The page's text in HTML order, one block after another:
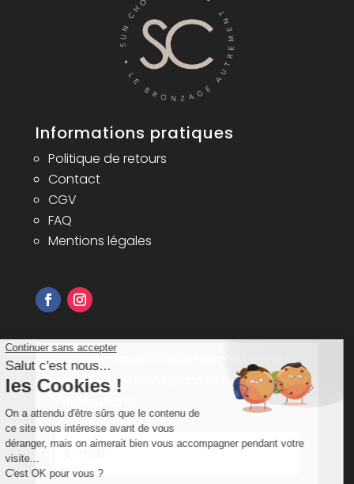
Informations pratiques
Politique de retours
Contact
CGV
FAQ
Mentions légales
Inscrivez-vous à notre newsletter pour
recevoir nos bons plans et